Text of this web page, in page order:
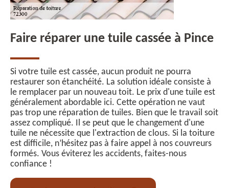
Faire réparer une tuile cassée à Pince
Si votre tuile est cassée, aucun produit ne pourra
restaurer son étanchéité. La solution idéale consiste à
le remplacer par un nouveau toit. Le prix d'une tuile est
généralement abordable ici. Cette opération ne vaut
pas trop une réparation de tuiles. Bien que le travail soit
assez compliqué. Il se peut que le changement d'une
tuile ne nécessite que l'extraction de clous. Si la toiture
est difficile, n’hésitez pas à faire appel à nos couvreurs
formés. Vous éviterez les accidents, faites-nous
confiance !